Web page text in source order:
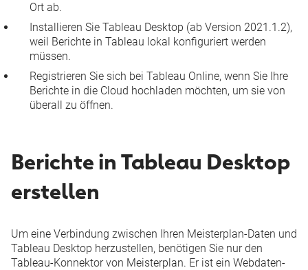
Ort ab.
Installieren Sie Tableau Desktop (ab Version 2021.1.2),
weil Berichte in Tableau lokal konfiguriert werden
müssen.
Registrieren Sie sich bei Tableau Online, wenn Sie Ihre
Berichte in die Cloud hochladen möchten, um sie von
überall zu öffnen.
Berichte in Tableau Desktop
erstellen
Um eine Verbindung zwischen Ihren Meisterplan-Daten und
Tableau Desktop herzustellen, benötigen Sie nur den
Tableau-Konnektor von Meisterplan. Er ist ein Webdaten-